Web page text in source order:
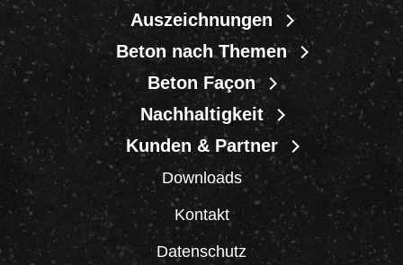
Auszeichnungen
Beton nach Themen
Beton Façon
Nachhaltigkeit
Kunden & Partner
Downloads
Kontakt
Datenschutz